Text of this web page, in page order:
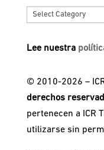
Categories
Lee nuestra
© 2010-2026 –
derechos
pertenecen a ICR
utilizarse sin